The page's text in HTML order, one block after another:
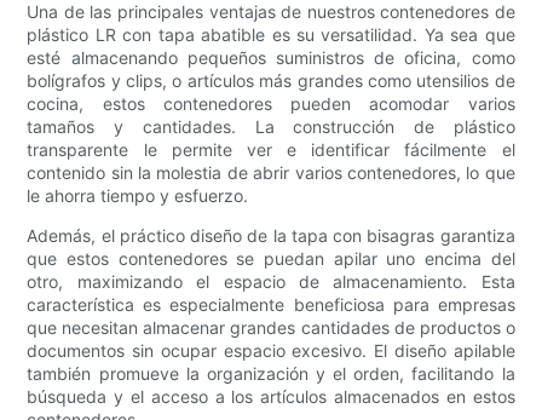
Una de las principales ventajas de nuestros contenedores de
plástico LR con tapa abatible es su versatilidad. Ya sea que
esté almacenando pequeños suministros de oficina, como
bolígrafos y clips, o artículos más grandes como utensilios de
cocina, estos contenedores pueden acomodar varios
tamaños y cantidades. La construcción de plástico
transparente le permite ver e identificar fácilmente el
contenido sin la molestia de abrir varios contenedores, lo que
le ahorra tiempo y esfuerzo.
Además, el práctico diseño de la tapa con bisagras garantiza
que estos contenedores se puedan apilar uno encima del
otro, maximizando el espacio de almacenamiento. Esta
característica es especialmente beneficiosa para empresas
que necesitan almacenar grandes cantidades de productos o
documentos sin ocupar espacio excesivo. El diseño apilable
también promueve la organización y el orden, facilitando la
búsqueda y el acceso a los artículos almacenados en estos